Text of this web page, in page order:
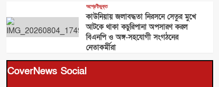
অশ্রেণীভুক্ত
কাউনিয়ায় জলাবদ্ধতা নিরসনে সেতুর মুখে
আটকে থাকা কচুরিপানা অপসারণ করল
বিএনপি ও অঙ্গ-সহযোগী সংগঠনের
নেতাকর্মীরা
CoverNews Social